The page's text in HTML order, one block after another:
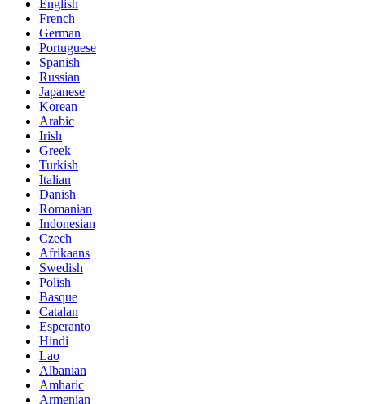
English
French
German
Portuguese
Spanish
Russian
Japanese
Korean
Arabic
Irish
Greek
Turkish
Italian
Danish
Romanian
Indonesian
Czech
Afrikaans
Swedish
Polish
Basque
Catalan
Esperanto
Hindi
Lao
Albanian
Amharic
Armenian